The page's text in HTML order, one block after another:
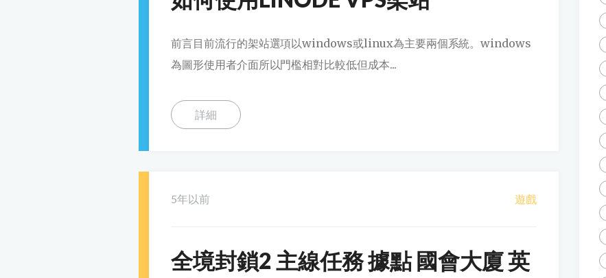
前言目前流行的架站選項以windows或linux為主要兩個系統。windows
為圖形使用者介面所以門檻相對比較低但成本...
詳細
5年以前 遊戲
全境封鎖2 主線任務 據點 國會大廈 英